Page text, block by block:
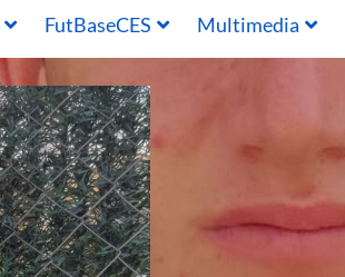
FutBaseCES Multimedia